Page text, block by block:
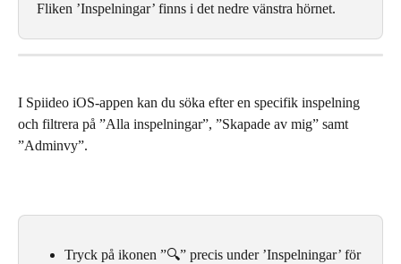
Fliken ’Inspelningar’ finns i det nedre vänstra hörnet.
I Spiideo iOS-appen kan du söka efter en specifik inspelning
och filtrera på ”Alla inspelningar”, ”Skapade av mig” samt
”Adminvy”.
Tryck på ikonen ”🔍” precis under ’Inspelningar’ för